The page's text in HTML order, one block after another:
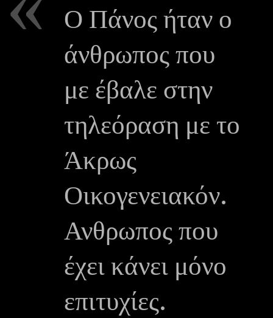
Ο Πάνος ήταν ο
άνθρωπος που
με έβαλε στην
τηλεόραση με το
Άκρως
Οικογενειακόν.
Ανθρωπος που
έχει κάνει μόνο
επιτυχίες.